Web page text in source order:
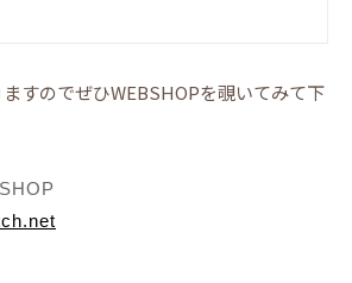
すのでぜひWEBSHOPを覗いてみて下